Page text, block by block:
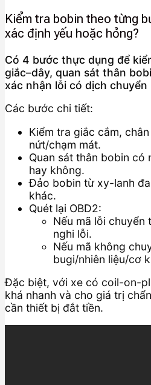
Kiểm tra bobin theo từng
xác định yếu hoặc hỏng?
Có 4 bước thực dụng để
giắc–dây, quan sát thân
xác nhận lỗi có dịch chuyển
Các bước chi tiết:
Kiểm tra giắc cắm,
nứt/chạm mát.
Quan sát thân bobin có
hay không.
Đảo bobin từ xy-lanh
khác.
Quét lại OBD2:
Nếu mã lỗi
nghi lỗi.
Nếu mã không
bugi/nhiên liệu/cơ
Đặc biệt, với xe có coil-on-
khá nhanh và cho giá trị
cần thiết bị đắt tiền.